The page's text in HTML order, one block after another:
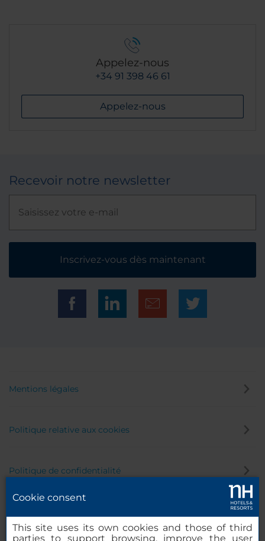
Appelez-nous
+34 91 398 46 61
Appelez-nous
Recevoir notre newsletter
Inscrivez-vous dès maintenant
Mentions légales
Politique relative aux cookies
Politique de confidentialité
Cookie consent
This site uses its own cookies and those of third
parties to support browsing, improve the user